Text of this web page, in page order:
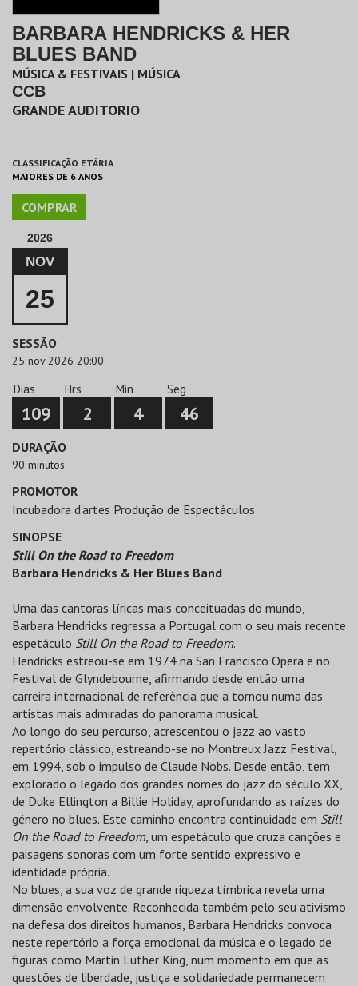
BARBARA HENDRICKS & HER
BLUES BAND
MÚSICA & FESTIVAIS | MÚSICA
CCB
GRANDE AUDITORIO
CLASSIFICAÇÃO ETÁRIA
MAIORES DE 6 ANOS
COMPRAR
2026
NOV
25
SESSÃO
25 nov 2026 20:00
Dias
109
Hrs
2
Min
4
Seg
45
DURAÇÃO
90 minutos
PROMOTOR
Incubadora d'artes Produção de Espectáculos
SINOPSE
Still On the Road to Freedom
Barbara Hendricks & Her Blues Band
Uma das cantoras líricas mais conceituadas do mundo,
Barbara Hendricks regressa a Portugal com o seu mais recente
espetáculo Still On the Road to Freedom.
Hendricks estreou-se em 1974 na San Francisco Opera e no
Festival de Glyndebourne, afirmando desde então uma
carreira internacional de referência que a tornou numa das
artistas mais admiradas do panorama musical.
Ao longo do seu percurso, acrescentou o jazz ao vasto
repertório clássico, estreando-se no Montreux Jazz Festival,
em 1994, sob o impulso de Claude Nobs. Desde então, tem
explorado o legado dos grandes nomes do jazz do século XX,
de Duke Ellington a Billie Holiday, aprofundando as raízes do
género no blues. Este caminho encontra continuidade em Still
On the Road to Freedom, um espetáculo que cruza canções e
paisagens sonoras com um forte sentido expressivo e
identidade própria.
No blues, a sua voz de grande riqueza tímbrica revela uma
dimensão envolvente. Reconhecida também pelo seu ativismo
na defesa dos direitos humanos, Barbara Hendricks convoca
neste repertório a força emocional da música e o legado de
figuras como Martin Luther King, num momento em que as
questões de liberdade, justiça e solidariedade permanecem